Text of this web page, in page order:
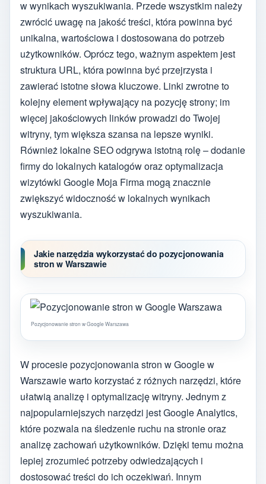
w wynikach wyszukiwania. Przede wszystkim należy
zwrócić uwagę na jakość treści, która powinna być
unikalna, wartościowa i dostosowana do potrzeb
użytkowników. Oprócz tego, ważnym aspektem jest
struktura URL, która powinna być przejrzysta i
zawierać istotne słowa kluczowe. Linki zwrotne to
kolejny element wpływający na pozycję strony; im
więcej jakościowych linków prowadzi do Twojej
witryny, tym większa szansa na lepsze wyniki.
Również lokalne SEO odgrywa istotną rolę – dodanie
firmy do lokalnych katalogów oraz optymalizacja
wizytówki Google Moja Firma mogą znacznie
zwiększyć widoczność w lokalnych wynikach
wyszukiwania.
Jakie narzędzia wykorzystać do pozycjonowania
stron w Warszawie
Pozycjonowanie stron w Google Warszawa
W procesie pozycjonowania stron w Google w
Warszawie warto korzystać z różnych narzędzi, które
ułatwią analizę i optymalizację witryny. Jednym z
najpopularniejszych narzędzi jest Google Analytics,
które pozwala na śledzenie ruchu na stronie oraz
analizę zachowań użytkowników. Dzięki temu można
lepiej zrozumieć potrzeby odwiedzających i
dostosować treści do ich oczekiwań. Innym